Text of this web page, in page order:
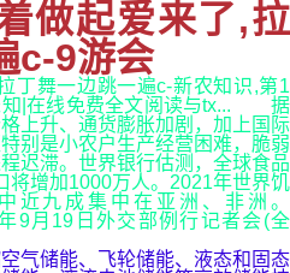
做起爱来了,拉
c-9游会
丁舞一边跳一遍c-新农知识,第1
知|在线免费全文阅读与tx... 据
上升、通货膨胀加剧，加上国际
别是小农户生产经营困难，脆弱
迟滞。世界银行估测，全球食品
将增加1000万人。2021年世界饥
近九成集中在亚洲、非洲。
9月19日外交部例行记者会(全
储能、飞轮储能、液态和固态